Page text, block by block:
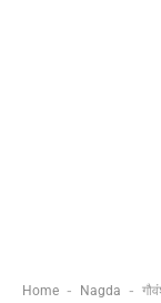
Home - Nagda -